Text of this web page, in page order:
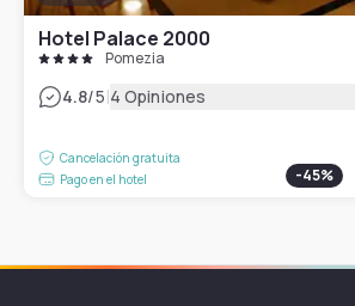
Hotel Palace 2000
Pomezia
4.8/5|4 Opiniones
Cancelación gratuita
Pago en el hotel
-45%